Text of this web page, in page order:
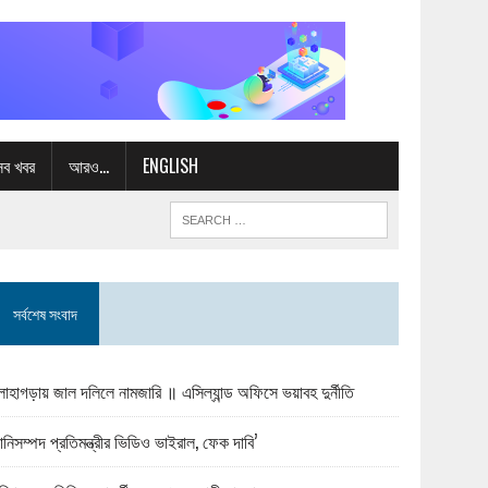
খবর আরও… ENGLISH
সর্বশেষ সংবাদ
জাল দলিলে নামজারি ॥ এসিল্যান্ড অফিসে ভয়াবহ দুর্নীতি
প্রতিমন্ত্রীর ভিডিও ভাইরাল, ফেক দাবি’